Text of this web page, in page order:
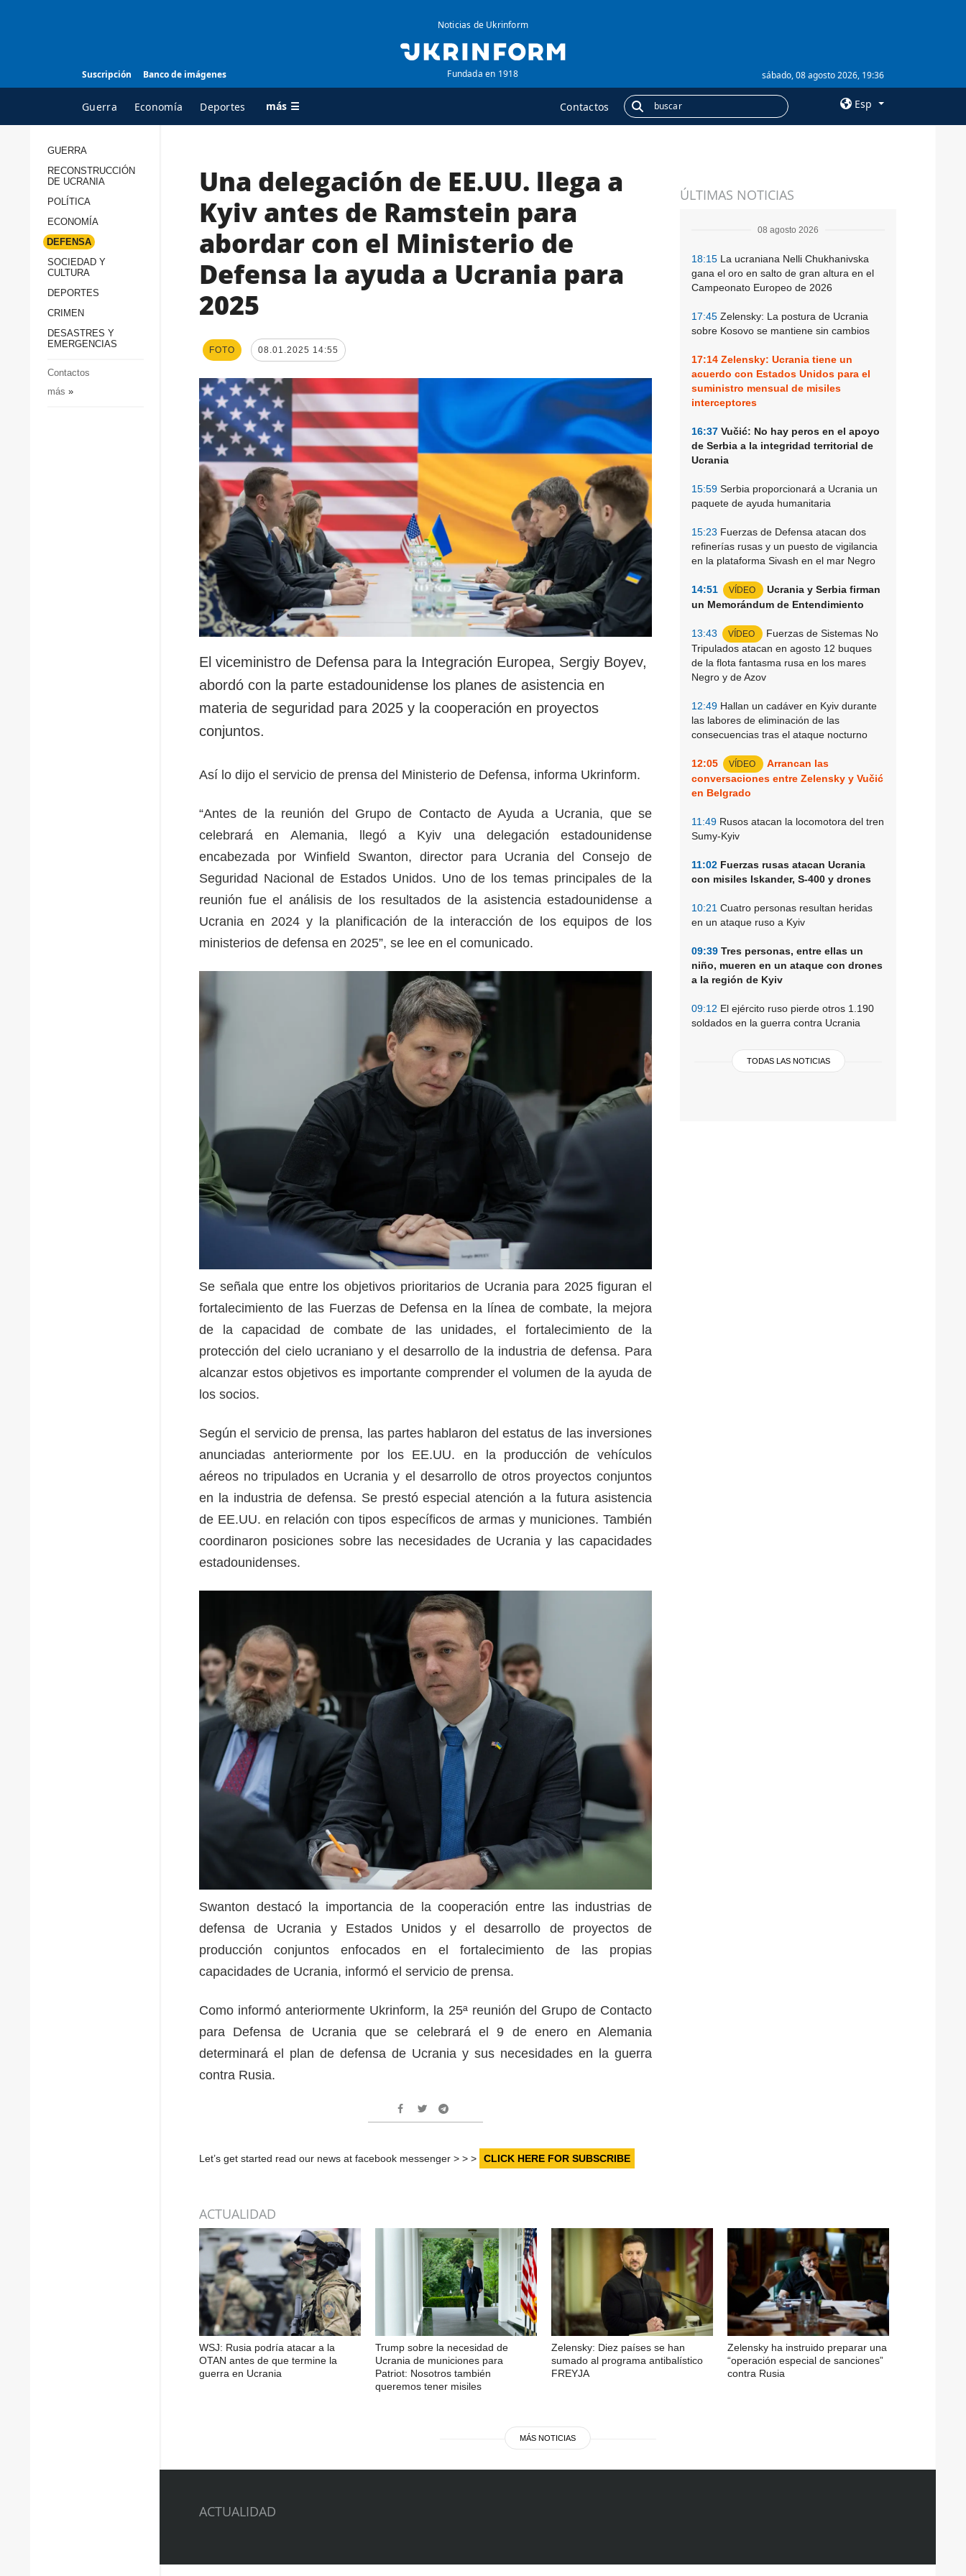
Suscripción Banco de imágenes
Noticias de Ukrinform
Fundada en 1918 sábado, 08 agosto 2026, 19:36
Guerra Economía Deportes más ☰ Contactos Esp
TODAS LAS
Reconstrucción de
Sociedad y Cultura
Desastres y emergencias
AGENCIA
sobre la agencia
contacto
condiciones de
suscripción
servicios
personales
ADICIONAL
Publicaciones
Entrevistas
Fotos
Suscripción
GUERRA
RECONSTRUCCIÓN
DE UCRANIA
POLÍTICA
ECONOMÍA
DEFENSA
SOCIEDAD Y
CULTURA
DEPORTES
CRIMEN
DESASTRES Y
EMERGENCIAS
Contactos
más »
ÚLTIMAS NOTICIAS
08 agosto 2026
18:15 La ucraniana Nelli Chukhanivska
gana el oro en salto de gran altura en el
Campeonato Europeo de 2026
17:45 Zelensky: La postura de Ucrania
sobre Kosovo se mantiene sin cambios
17:14 Zelensky: Ucrania tiene un
acuerdo con Estados Unidos para el
suministro mensual de misiles
interceptores
16:37 Vučić: No hay peros en el apoyo
de Serbia a la integridad territorial de
Ucrania
15:59 Serbia proporcionará a Ucrania un
paquete de ayuda humanitaria
15:23 Fuerzas de Defensa atacan dos
refinerías rusas y un puesto de vigilancia
en la plataforma Sivash en el mar Negro
14:51 VÍDEO
Ucrania y Serbia firman
un Memorándum de Entendimiento
13:43 VÍDEO
Fuerzas de Sistemas No
Tripulados atacan en agosto 12 buques
de la flota fantasma rusa en los mares
Negro y de Azov
12:49 Hallan un cadáver en Kyiv durante
las labores de eliminación de las
consecuencias tras el ataque nocturno
12:05 VÍDEO
Arrancan las
conversaciones entre Zelensky y Vučić
en Belgrado
11:49 Rusos atacan la locomotora del tren
Sumy-Kyiv
11:02 Fuerzas rusas atacan Ucrania
con misiles Iskander, S-400 y drones
10:21 Cuatro personas resultan heridas
en un ataque ruso a Kyiv
09:39 Tres personas, entre ellas un
niño, mueren en un ataque con drones
a la región de Kyiv
09:12 El ejército ruso pierde otros 1.190
soldados en la guerra contra Ucrania
TODAS LAS NOTICIAS
Una delegación de EE.UU. llega a
Kyiv antes de Ramstein para
abordar con el Ministerio de
Defensa la ayuda a Ucrania para
2025
FOTO 08.01.2025 14:55
El viceministro de Defensa para la Integración Europea, Sergiy Boyev,
abordó con la parte estadounidense los planes de asistencia en
materia de seguridad para 2025 y la cooperación en proyectos
conjuntos.
Así lo dijo el servicio de prensa del Ministerio de Defensa, informa Ukrinform.
“Antes de la reunión del Grupo de Contacto de Ayuda a Ucrania, que se
celebrará en Alemania, llegó a Kyiv una delegación estadounidense
encabezada por Winfield Swanton, director para Ucrania del Consejo de
Seguridad Nacional de Estados Unidos. Uno de los temas principales de la
reunión fue el análisis de los resultados de la asistencia estadounidense a
Ucrania en 2024 y la planificación de la interacción de los equipos de los
ministerios de defensa en 2025”, se lee en el comunicado.
Se señala que entre los objetivos prioritarios de Ucrania para 2025 figuran el
fortalecimiento de las Fuerzas de Defensa en la línea de combate, la mejora
de la capacidad de combate de las unidades, el fortalecimiento de la
protección del cielo ucraniano y el desarrollo de la industria de defensa. Para
alcanzar estos objetivos es importante comprender el volumen de la ayuda de
los socios.
Según el servicio de prensa, las partes hablaron del estatus de las inversiones
anunciadas anteriormente por los EE.UU. en la producción de vehículos
aéreos no tripulados en Ucrania y el desarrollo de otros proyectos conjuntos
en la industria de defensa. Se prestó especial atención a la futura asistencia
de EE.UU. en relación con tipos específicos de armas y municiones. También
coordinaron posiciones sobre las necesidades de Ucrania y las capacidades
estadounidenses.
Swanton destacó la importancia de la cooperación entre las industrias de
defensa de Ucrania y Estados Unidos y el desarrollo de proyectos de
producción conjuntos enfocados en el fortalecimiento de las propias
capacidades de Ucrania, informó el servicio de prensa.
Como informó anteriormente Ukrinform, la 25ª reunión del Grupo de Contacto
para Defensa de Ucrania que se celebrará el 9 de enero en Alemania
determinará el plan de defensa de Ucrania y sus necesidades en la guerra
contra Rusia.
Let’s get started read our news at facebook messenger > > > CLICK HERE FOR SUBSCRIBE
ACTUALIDAD
WSJ: Rusia podría atacar a la
OTAN antes de que termine la
guerra en Ucrania
Trump sobre la necesidad de
Ucrania de municiones para
Patriot: Nosotros también
queremos tener misiles
Zelensky: Diez países se han
sumado al programa antibalístico
FREYJA
Zelensky ha instruido preparar una
“operación especial de sanciones”
contra Rusia
MÁS NOTICIAS
ACTUALIDAD